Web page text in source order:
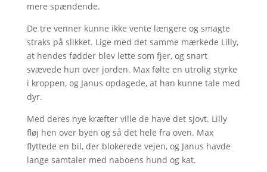
mere spændende.
De tre venner kunne ikke vente længere og smagte
straks på slikket. Lige med det samme mærkede Lilly,
at hendes fødder blev lette som fjer, og snart
svævede hun over jorden. Max følte en utrolig styrke
i kroppen, og Janus opdagede, at han kunne tale med
dyr.
Med deres nye kræfter ville de have det sjovt. Lilly
fløj hen over byen og så det hele fra oven. Max
flyttede en bil, der blokerede vejen, og Janus havde
lange samtaler med naboens hund og kat.